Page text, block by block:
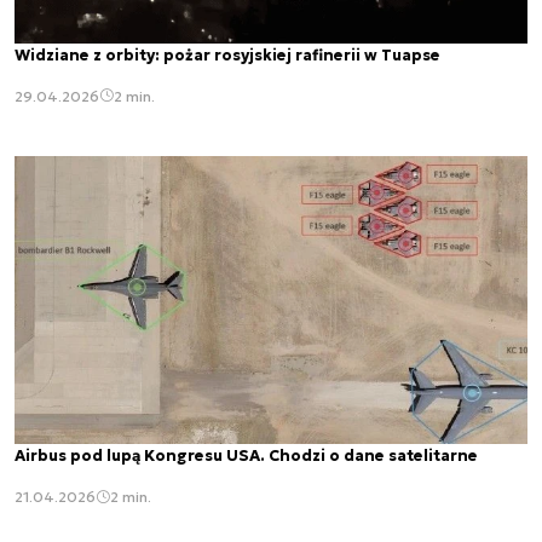
Widziane z orbity: pożar rosyjskiej rafinerii w Tuapse
29.04.2026 2 min.
Airbus pod lupą Kongresu USA. Chodzi o dane satelitarne
21.04.2026 2 min.